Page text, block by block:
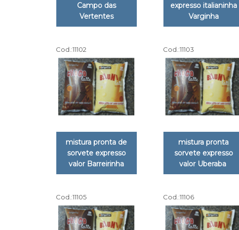
Campo das
Vertentes
expresso italianinha
Varginha
Cod.:11102
mistura pronta de
sorvete expresso
valor Barreirinha
Cod.:11103
mistura pronta
sorvete expresso
valor Uberaba
Cod.:11105 Cod.:11106